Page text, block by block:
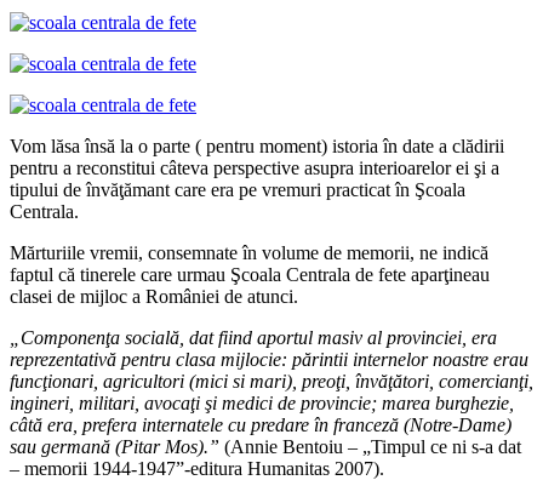
Vom lăsa însă la o parte ( pentru moment) istoria în date a clădirii
pentru a reconstitui câteva perspective asupra interioarelor ei şi a
tipului de învăţămant care era pe vremuri practicat în Şcoala
Centrala.
Mărturiile vremii, consemnate în volume de memorii, ne indică
faptul că tinerele care urmau Şcoala Centrala de fete aparţineau
clasei de mijloc a României de atunci.
„Componenţa socială, dat fiind aportul masiv al provinciei, era
reprezentativă pentru clasa mijlocie: părintii internelor noastre erau
funcţionari, agricultori (mici si mari), preoţi, învăţători, comercianţi,
ingineri, militari, avocaţi şi medici de provincie; marea burghezie,
câtă era, prefera internatele cu predare în franceză (Notre-Dame)
sau germană (Pitar Mos).” (Annie Bentoiu – „Timpul ce ni s-a dat
– memorii 1944-1947”-editura Humanitas 2007).